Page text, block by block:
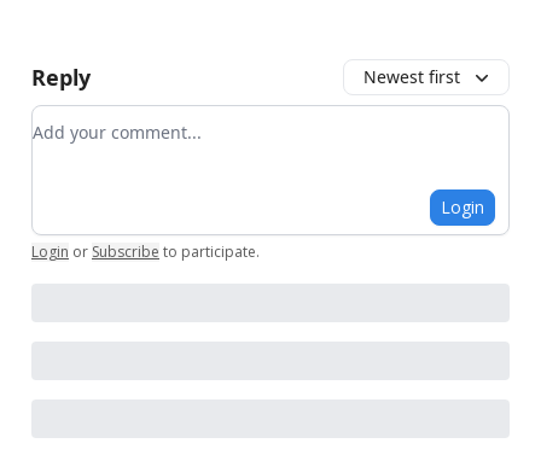
Reply Newest first
Add your comment
Login
Login or Subscribe to participate.